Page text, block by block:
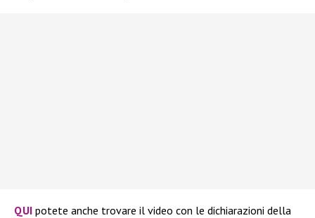
QUI potete anche trovare il video con le dichiarazioni della